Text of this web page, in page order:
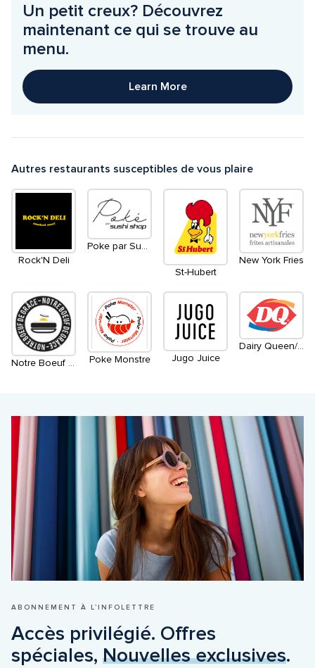
Un petit creux? Découvrez
maintenant ce qui se trouve au
menu.
Learn More
Autres restaurants susceptibles de vous plaire
Rock'N Deli
St-Hubert
New York Fries
Poke Monstre Jugo Juice
ABONNEMENT À L’INFOLETTRE
Accès privilégié. Offres
spéciales, Nouvelles exclusives.